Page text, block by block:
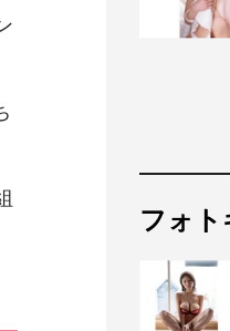
フォト